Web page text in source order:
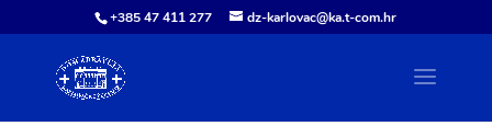
+385 47 411 277 dz-karlovac@ka.t-com.hr